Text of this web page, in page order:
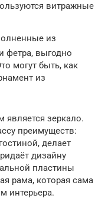
витражные
из
фетра, выгодно
могут быть, как
из
зеркало.
преимуществ:
делает
дизайну
пластины
рама, которая сама
интерьера.